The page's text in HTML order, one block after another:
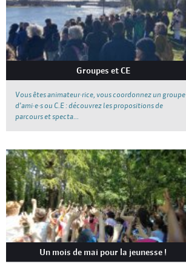
Groupes et CE
Vous êtes animateur·rice, vous coordonnez un groupe
d’ami·e·s ou C.E : découvrez les propositions de
parcours et specta...
Un mois de mai pour la jeunesse !